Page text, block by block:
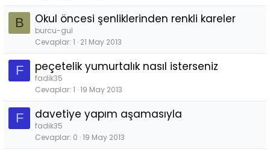
B Okul öncesi şenliklerinden renkli kareler
burcu-gul
Cevaplar 1 21 May 2013
F peçetelik yumurtalık nasıl isterseniz
fadik35
Cevaplar 1 19 May 2013
F davetiye yapım aşamasıyla
fadik35
Cevaplar 0 19 May 2013